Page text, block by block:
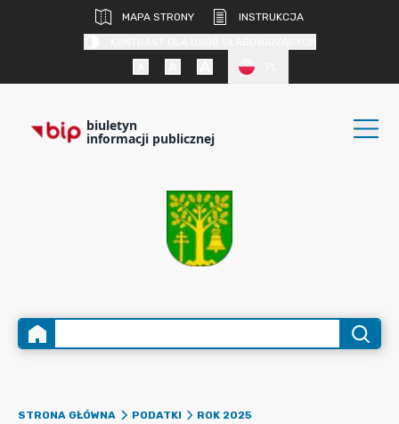
MAPA STRONY
INSTRUKCJA
biuletyn
informacji publicznej
STRONA GŁÓWNA PODATKI
ROK 2025